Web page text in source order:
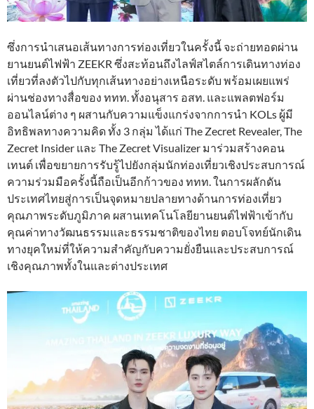
ซึ่งการนำเสนอเส้นทางการท่องเที่ยวในครั้งนี้ จะถ่ายทอดผ่าน
ยานยนต์ไฟฟ้า ZEEKR ซึ่งสะท้อนถึงไลฟ์สไตล์การเดินทางท่อง
เที่ยวที่ลงตัวไปกับทุกเส้นทางอย่างเหนือระดับ พร้อมเผยแพร่
ผ่านช่องทางสื่อของ ททท. ทั้งอนุสาร อสท. และแพลตฟอร์ม
ออนไลน์ต่าง ๆ ผสานกับความแข็งแกร่งจากการนำ KOLs ผู้มี
อิทธิพลทางความคิด ทั้ง 3 กลุ่ม ได้แก่ The Zecret Revealer, The
Zecret Insider และ The Zecret Visualizer มาร่วมสร้างคอน
เทนต์ เพื่อขยายการรับรู้ไปยังกลุ่มนักท่องเที่ยวเชิงประสบการณ์
ความร่วมมือครั้งนี้ถือเป็นอีกก้าวของ ททท. ในการผลักดัน
ประเทศไทยสู่การเป็นจุดหมายปลายทางด้านการท่องเที่ยว
คุณภาพระดับภูมิภาค ผสานเทคโนโลยียานยนต์ไฟฟ้าเข้ากับ
คุณค่าทางวัฒนธรรมและธรรมชาติของไทย ตอบโจทย์นักเดิน
ทางยุคใหม่ที่ให้ความสำคัญกับความยั่งยืนและประสบการณ์
เชิงคุณภาพทั้งในและต่างประเทศ